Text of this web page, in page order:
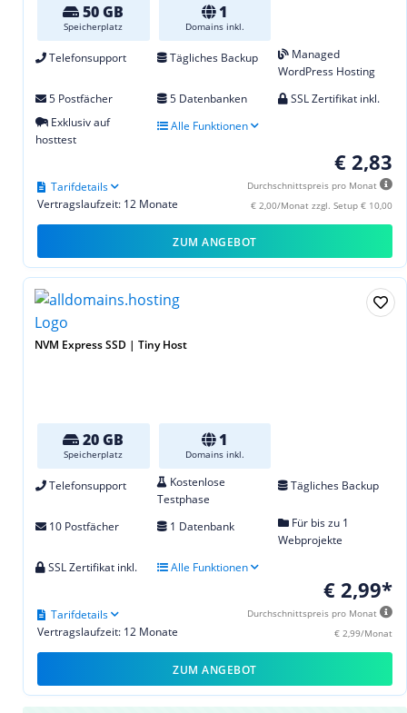
50 GB
Speicherplatz
1
Domains inkl.
Telefonsupport Tägliches Backup
Managed
WordPress Hosting
5 Postfächer
5 Datenbanken
SSL Zertifikat inkl.
Exklusiv auf
hosttest
Alle Funktionen
€ 2,83
Durchschnittspreis pro Monat
€ 2,00/Monat zzgl. Setup € 10,00
Vertragslaufzeit: 12 Monate
Tarifdetails
ZUM ANGEBOT
NVM Express SSD | Tiny Host
20 GB
Speicherplatz
1
Domains inkl.
Telefonsupport
Kostenlose
Testphase
Tägliches Backup
10 Postfächer 1 Datenbank
Für bis zu 1
Webprojekte
SSL Zertifikat inkl.
Alle Funktionen
€ 2,99*
Durchschnittspreis pro Monat
€ 2,99/Monat
Vertragslaufzeit: 12 Monate
Tarifdetails
ZUM ANGEBOT